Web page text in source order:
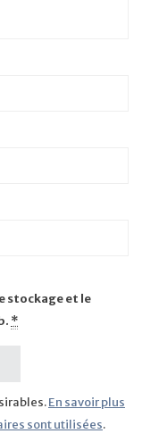
stockage et le
*
En savoir plus
sont utilisées.